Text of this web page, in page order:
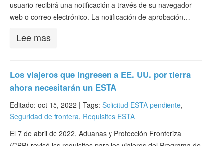
usuario recibirá una notificación a través de su navegador
web o correo electrónico. La notificación de aprobación…
Lee mas
Los viajeros que ingresen a EE. UU. por tierra
ahora necesitarán un ESTA
Editado: oct 15, 2022 | Tags: Solicitud ESTA pendiente,
Seguridad de frontera, Requisitos ESTA
El 7 de abril de 2022, Aduanas y Protección Fronteriza